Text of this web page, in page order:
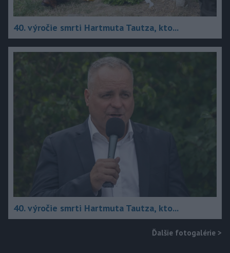
40. výročie smrti Hartmuta Tautza, kto...
40. výročie smrti Hartmuta Tautza, kto...
Ďalšie fotogalérie >